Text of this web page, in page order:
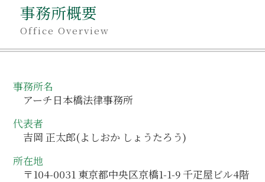
事務所概要
Office Overview
事務所名
アーチ日本橋法律事務所
代表者
吉岡 正太郎(よしおか しょうたろう)
所在地
〒104-0031 東京都中央区京橋1-1-9 千疋屋ビル4階